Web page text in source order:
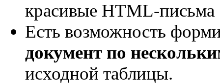
красивые HTML-письма
Есть возможность
документ по
исходной таблицы.